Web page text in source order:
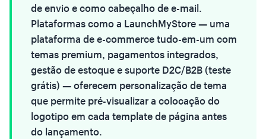
de envio e como cabeçalho de e-mail.
Plataformas como a LaunchMyStore— uma
plataforma de e-commerce tudo-em-um com
temas premium, pagamentos integrados,
gestão de estoque e suporte D2C/B2B (teste
grátis) — oferecem personalização de tema
que permite pré-visualizar a colocação do
logotipo em cada template de página antes
do lançamento.